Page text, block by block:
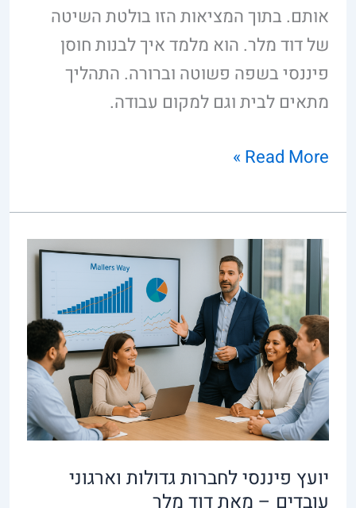
אותם. בתוך המציאות הזו בולטת השיטה
של דוד מלר. הוא מלמד איך לבנות חוסן
פיננסי בשפה פשוטה וברורה. התהליך
מתאים לבית וגם למקום עבודה.
Read More »
יועץ פיננסי לחברות גדולות וארגוני
עובדים – מאת דוד מלר
יועץ
פיננסי
לחברות
גדולות
וארגוני
עובדים
–
דוד